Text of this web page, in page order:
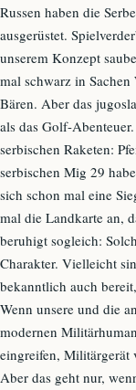
Russen haben die
ausgerüstet.
unserem Konzept
mal schwarz in
Bären. Aber das
als das Golf-
serbischen Raketen:
serbischen Mig 29
sich schon mal eine
mal die Landkarte an,
beruhigt sogleich:
Charakter. Vielleicht
bekanntlich auch
Wenn unsere und die
modernen
eingreifen, Militärgerät
Aber das geht nur,